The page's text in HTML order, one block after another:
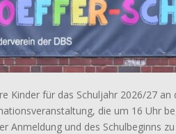
Kinder für das Schuljahr 2026/27
die um 16 Uhr
Anmeldung und des Schulbeginns